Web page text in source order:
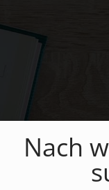
Nach